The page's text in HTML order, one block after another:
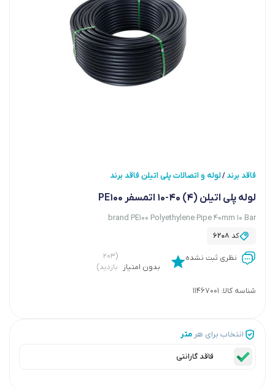
فاقد برند/لوله و اتصالات پلی اتیلن فاقد برند
لوله پلی اتیلن (4) 40-10 اتمسفر PE100
brand PE100 Polyethylene Pipe 40mm 10 Bar
کد 6208
نظری ثبت نشده
بدون امتیاز
(۲۰۳
بازدید)
شناسه کالا: 11467001
انتخاب برای هر متر
فاقد گارانتی